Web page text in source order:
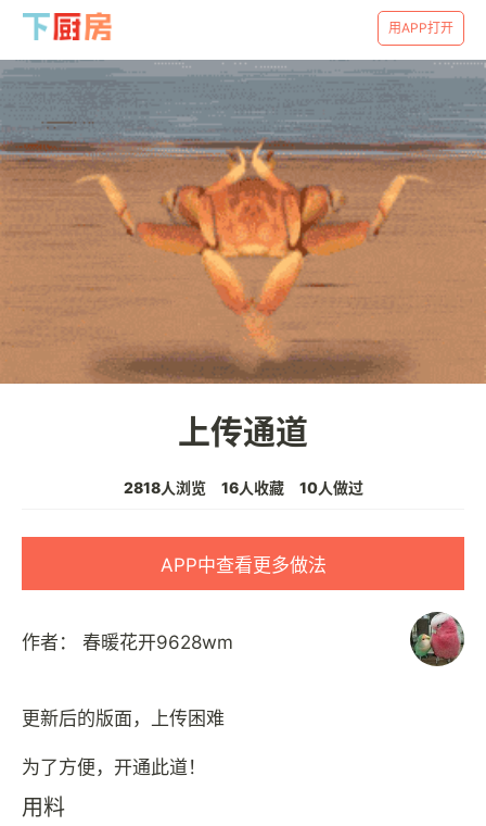
用APP打开
上传通道
2818人浏览 16人收藏 10人做过
APP中查看更多做法
作者： 春暖花开9628wm
更新后的版面，上传困难
用料